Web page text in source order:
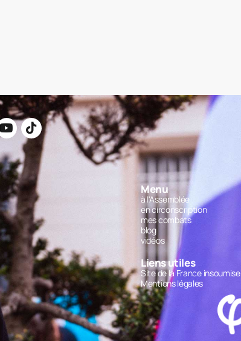
Menu
à l'Assemblée
en circonscription
mes combats
blog
vidéos
Liens utiles
Site de la France insoumise
Mentions légales